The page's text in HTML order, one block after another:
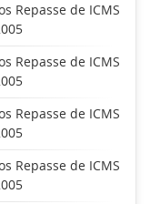
Repasse de ICMS
Repasse de ICMS
Repasse de ICMS
Repasse de ICMS